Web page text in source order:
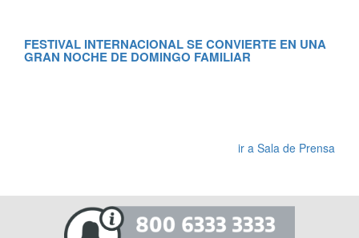
FESTIVAL INTERNACIONAL SE CONVIERTE EN UNA
GRAN NOCHE DE DOMINGO FAMILIAR
ir a Sala de Prensa